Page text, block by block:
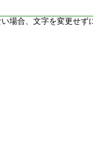
場合、文字を変更せず